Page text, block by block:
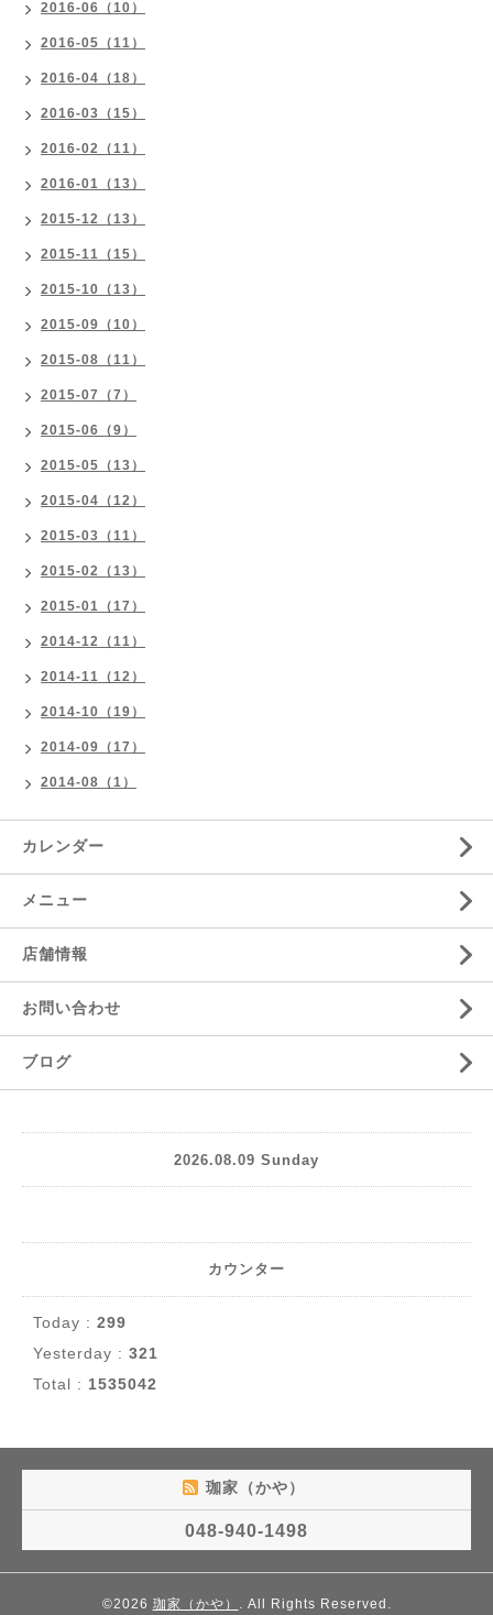
2016-06（10）
2016-05（11）
2016-04（18）
2016-03（15）
2016-02（11）
2016-01（13）
2015-12（13）
2015-11（15）
2015-10（13）
2015-09（10）
2015-08（11）
2015-07（7）
2015-06（9）
2015-05（13）
2015-04（12）
2015-03（11）
2015-02（13）
2015-01（17）
2014-12（11）
2014-11（12）
2014-10（19）
2014-09（17）
2014-08（1）
カレンダー
メニュー
店舗情報
お問い合わせ
ブログ
2026.08.09 Sunday
カウンター
Today : 299
Yesterday : 321
Total : 1535042
珈家（かや）
048-940-1498
©2026 珈家（かや） . All Rights Reserved.